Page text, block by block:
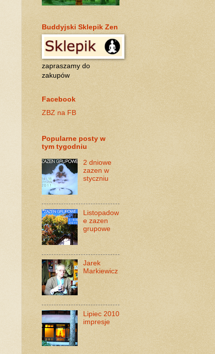
Buddyjski Sklepik Zen
zapraszamy do
zakupów
Facebook
ZBZ na FB
Popularne posty w
tym tygodniu
2 dniowe
zazen w
styczniu
Listopadow
e zazen
grupowe
Jarek
Markiewicz
Lipiec 2010
impresje